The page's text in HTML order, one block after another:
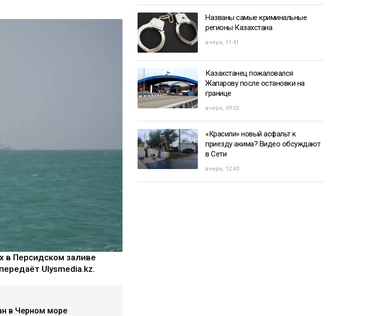
в Персидском заливе
Ulysmedia.kz.
в Черном море
Названы самые криминальные
регионы Казахстана
вчера, 11:41
Казахстанец пожаловался
Жапарову после остановки на
границе
вчера, 09:52
«Красили» новый асфальт к
приезду акима? Видео обсуждают
в Сети
вчера, 12:43